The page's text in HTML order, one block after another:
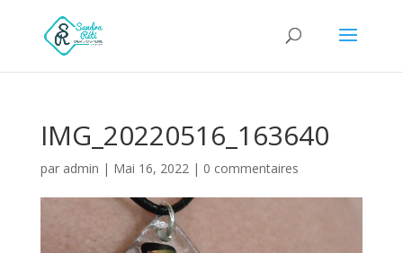
IMG_20220516_163640
par admin | Mai 16, 2022| 0 commentaires